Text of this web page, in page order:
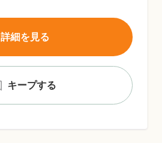
キープする
詳細を見る